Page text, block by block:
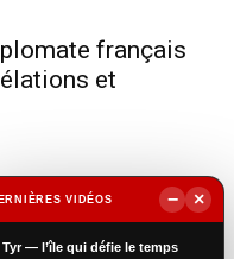
français
et
VIDÉOS −
×
Tyr — l’île qui défie le temps